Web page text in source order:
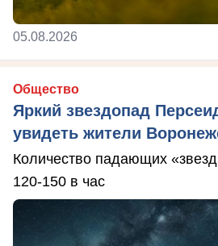
05.08.2026
Общество
Яркий звездопад
увидеть жители
Количество падающих
120-150 в час